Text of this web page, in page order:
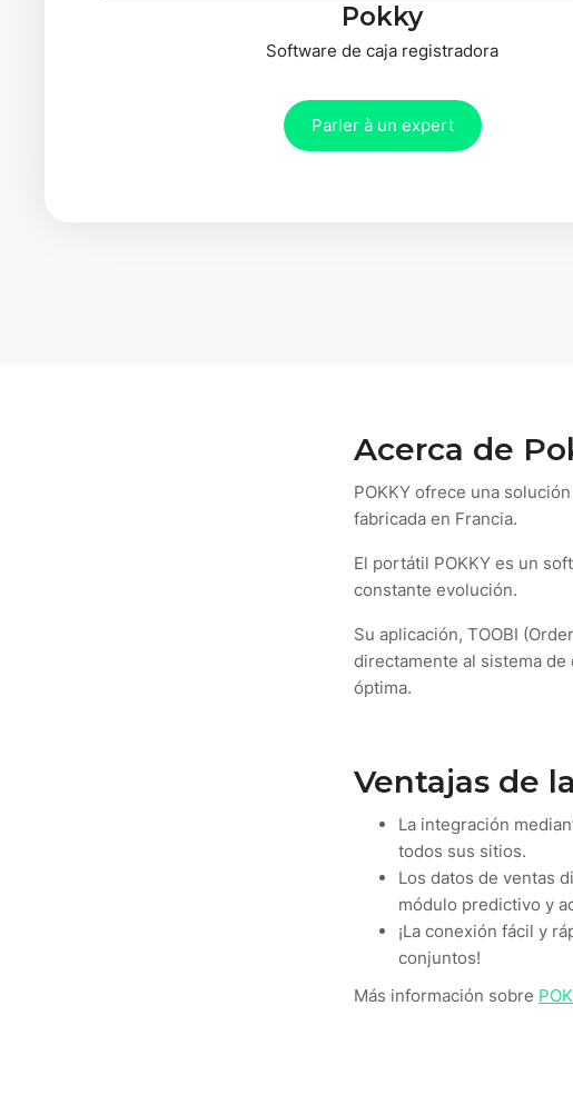
Pokky
Software de caja registradora
Parler à un expert
Acerca de
POKKY ofrece una
fabricada en Francia.
El portátil POKKY es un
constante evolución.
Su aplicación, TOOBI
directamente al sistema
óptima.
Ventajas de
La integración
todos sus sitios.
Los datos de ventas
módulo predictivo y
¡La conexión fácil y
conjuntos!
Más información sobre